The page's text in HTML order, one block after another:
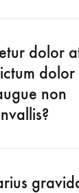
dolor
dolor
non